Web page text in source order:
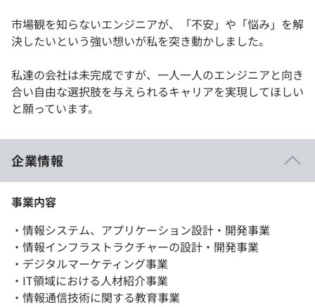
市場観を知らないエンジニアが、「不安」や「悩み」を解
決したいという強い想いが私を突き動かしました。
私達の会社は未完成ですが、一人一人のエンジニアと向き
合い自由な選択肢を与えられるキャリアを実現してほしい
と願っています。
企業情報
事業内容
・情報システム、アプリケーション設計・開発事業
・情報インフラストラクチャーの設計・開発事業
・デジタルマーケティング事業
・IT領域における人材紹介事業
・情報通信技術に関する教育事業